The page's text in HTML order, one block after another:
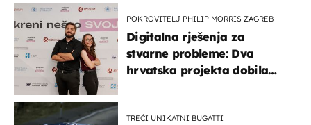
POKROVITELJ PHILIP MORRIS ZAGREB
Digitalna rješenja za
stvarne probleme: Dva
hrvatska projekta dobila
TREĆI UNIKATNI BUGATTI